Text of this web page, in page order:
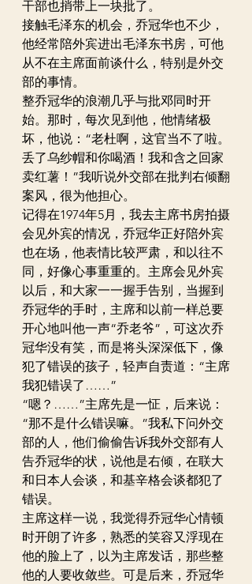
干部也捎带上一块批了。
接触毛泽东的机会，乔冠华也不少，
他经常陪外宾进出毛泽东书房，可他
从不在主席面前谈什么，特别是外交
部的事情。
整乔冠华的浪潮几乎与批邓同时开
始。那时，每次见到他，他情绪极
坏，他说：“老杜啊，这官当不了啦。
丢了乌纱帽和你喝酒！我和含之回家
卖红薯！”我听说外交部在批判右倾翻
案风，很为他担心。
记得在1974年5月，我去主席书房拍摄
会见外宾的情况，乔冠华正好陪外宾
也在场，他表情比较严肃，和以往不
同，好像心事重重的。主席会见外宾
以后，和大家一一握手告别，当握到
乔冠华的手时，主席和以前一样总要
开心地叫他一声“乔老爷”，可这次乔
冠华没有笑，而是将头深深低下，像
犯了错误的孩子，轻声自责道：“主席
我犯错误了……”
“嗯？……”主席先是一怔，后来说：
“那不是什么错误嘛。”我私下问外交
部的人，他们偷偷告诉我外交部有人
告乔冠华的状，说他是右倾，在联大
和日本人会谈，和基辛格会谈都犯了
错误。
主席这样一说，我觉得乔冠华心情顿
时开朗了许多，熟悉的笑容又浮现在
他的脸上了，以为主席发话，那些整
他的人要收敛些。可是后来，乔冠华